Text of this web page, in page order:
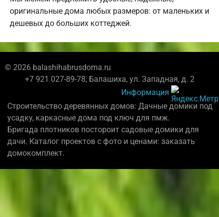
оригинальные дома любых размеров: от маленьких и
дешевых до больших коттеджей.
© 2026 balashihabrusdoma.ru
+7 921 027-89-78; Балашиха, ул. Западная, д. 2
Информация
Строительство деревянных домов: Дачные домики под
усадку, каркасные дома под ключ для пмж.
Бригада плотников постороит садовые домики для
дачи. Каталог проектов с фото и ценами: заказать
домокомплект.